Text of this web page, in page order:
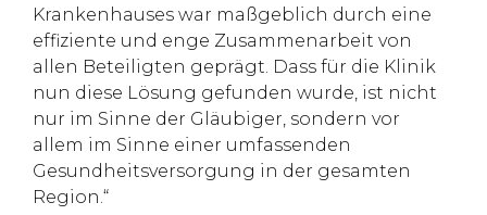
Krankenhauses war maßgeblich durch eine
effiziente und enge Zusammenarbeit von
allen Beteiligten geprägt. Dass für die Klinik
nun diese Lösung gefunden wurde, ist nicht
nur im Sinne der Gläubiger, sondern vor
allem im Sinne einer umfassenden
Gesundheitsversorgung in der gesamten
Region.“